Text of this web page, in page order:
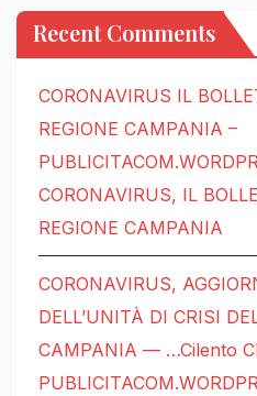
Recent Comments
CORONAVIRUS IL
REGIONE CAMPANIA –
CORONAVIRUS, IL
REGIONE CAMPANIA
CORONAVIRUS,
DELL’UNITÀ DI CRISI
CAMPANIA — …Cilento